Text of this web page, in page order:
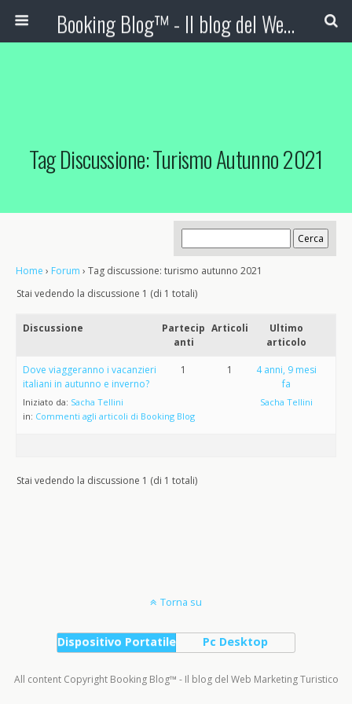
Booking Blog™ - Il blog del Web Marketing Turistico
Tag Discussione: Turismo Autunno 2021
Home › Forum › Tag discussione: turismo autunno 2021
Stai vedendo la discussione 1 (di 1 totali)
Discussione
Partecip
anti
Articoli
Ultimo
articolo
Dove viaggeranno i vacanzieri
italiani in autunno e inverno?
Iniziato da: Sacha Tellini
in: Commenti agli articoli di Booking Blog
1 1
4 anni, 9 mesi
fa
Sacha Tellini
Stai vedendo la discussione 1 (di 1 totali)
Torna su
Dispositivo Portatile Pc Desktop
All content Copyright Booking Blog™ - Il blog del Web Marketing Turistico